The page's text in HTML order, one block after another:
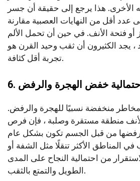
الأخرى. هذا يرجع إلى حقيقة أن جسر
عدد أقل من النهايات العصبية مقارنة
أو فتحة الأنف. في حين أن تحمل الألم
، يجد الكثيرون أن ثقب وحيد القرن هو
تجربة أقل كثافة.
منخفضة نسبيًا للهجرة والرفض.
منطقة مستقرة وصلبة ، فإن فرص
من قبل الجسم تكون بشكل عام
في المناطق الأكثر تنقلًا مثل الشفة أو
من احتمالية النجاح على المدى
الطويل والتمتع بالثقب.